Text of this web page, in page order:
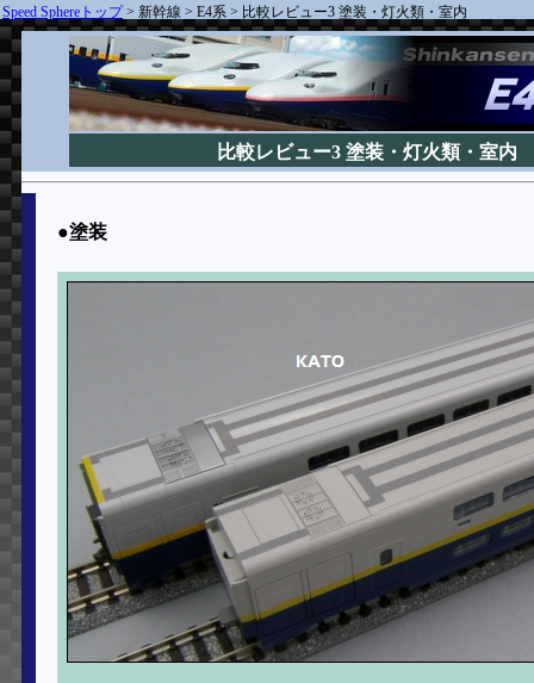
Speed Sphereトップ> 新幹線 > E4系 > 比較レビュー3 塗装・灯火類・室内
比較レビュー3 塗装・灯火類・室内
●塗装